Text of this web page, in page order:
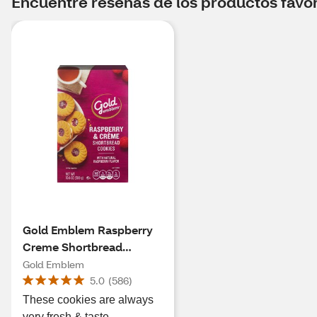
Gold Emblem Raspberry
Creme Shortbread
Cookies, 10.6 oz
Gold Emblem
5.0 (586)
These cookies are always